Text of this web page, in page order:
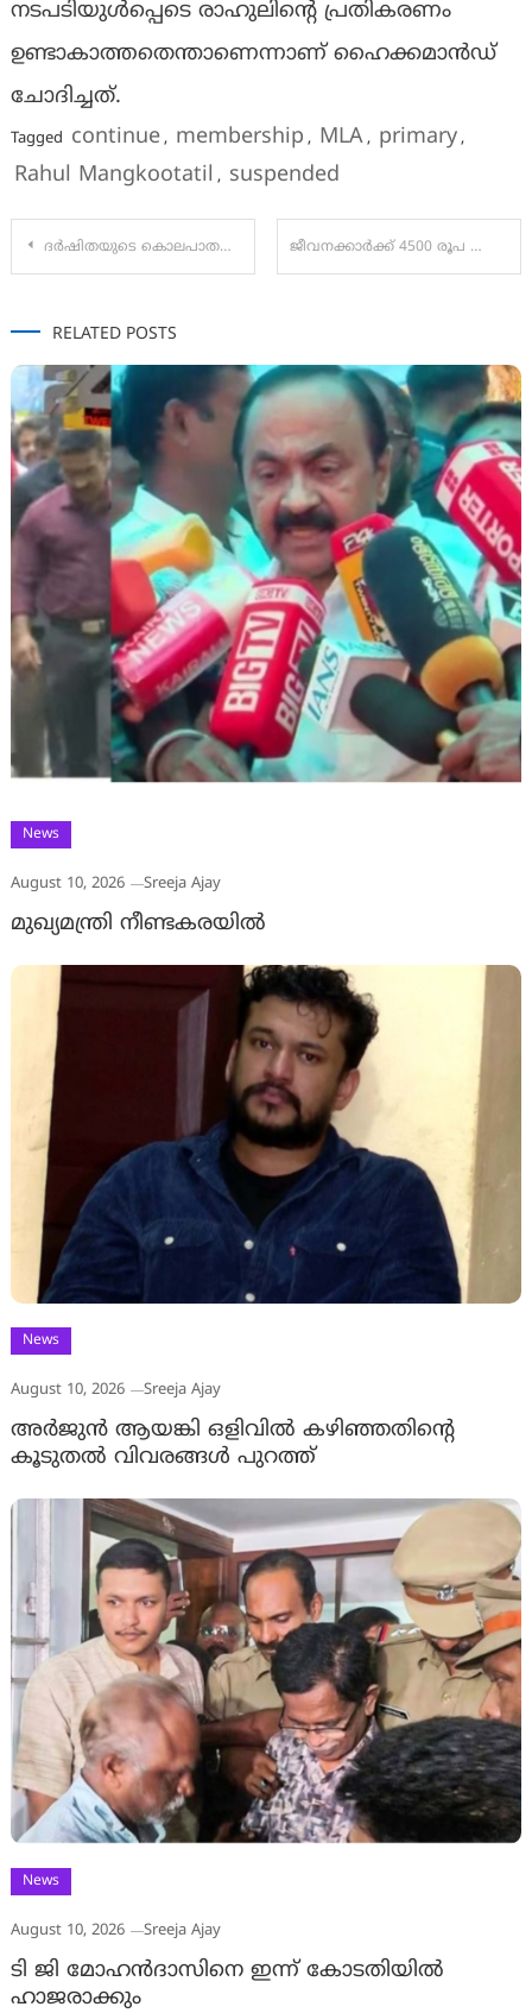
നടപടിയുൾപ്പെടെ രാഹുലിൻ്റെ പ്രതികരണം
ഉണ്ടാകാത്തതെന്താണെന്നാണ് ഹൈക്കമാൻഡ്
ചോദിച്ചത്.
Tagged continue, membership , MLA, primary,
Rahul Mangkootatil , suspended
Post
ദർഷിതയുടെ കൊലപാതകം അതിക്രൂരം; വായിൽ സ്ഫോടക വസ്തു തിരുകി പൊട്ടിച്ചു, പ്രതി സിദ്ധരാജു അറസ്റ്റിൽ ജീവനക്കാർക്ക് 4500 രൂപ ബോണസ് 3000 രൂപ ഉത്സവബത്ത; പെൻഷൻകാർക്ക് 1250 രൂപ
RELATED POSTS
News
August 10, 2026 Sreeja Ajay
മുഖ്യമന്ത്രി നീണ്ടകരയിൽ
News
August 10, 2026 Sreeja Ajay
അര്‍ജുന്‍ ആയങ്കി ഒളിവില്‍ കഴിഞ്ഞതിന്റെ
കൂടുതല്‍ വിവരങ്ങള്‍ പുറത്ത്
News
August 10, 2026 Sreeja Ajay
ടി ജി മോഹൻദാസിനെ ഇന്ന് കോടതിയിൽ
ഹാജരാക്കും